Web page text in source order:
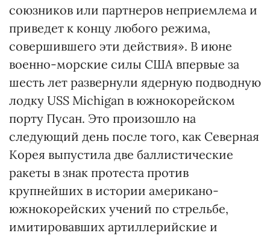
союзников или партнеров неприемлема и
приведет к концу любого режима,
совершившего эти действия». В июне
военно-морские силы США впервые за
шесть лет развернули ядерную подводную
лодку USS Michigan в южнокорейском
порту Пусан. Это произошло на
следующий день после того, как Северная
Корея выпустила две баллистические
ракеты в знак протеста против
крупнейших в истории американо-
южнокорейских учений по стрельбе,
имитировавших артиллерийские и